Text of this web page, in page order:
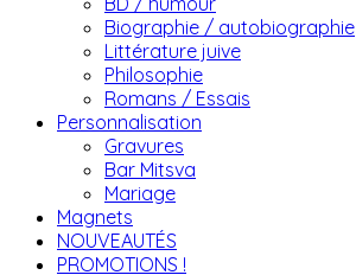
Biographie / autobiographie
Littérature juive
Philosophie
Romans / Essais
Personnalisation
Gravures
Bar Mitsva
Mariage
Magnets
NOUVEAUTÉS
PROMOTIONS !